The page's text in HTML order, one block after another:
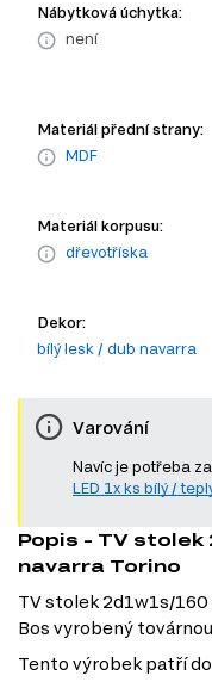
Nábytková úchytka:
není
Materiál přední strany:
MDF
Materiál korpusu:
dřevotříska
Dekor:
bílý lesk / dub navarra
Varování
Navíc je potřeba
LED 1x ks bílý /
Popis - TV
navarra Torino
TV stolek 2d1w1s/
Bos vyrobený
Tento výrobek patří